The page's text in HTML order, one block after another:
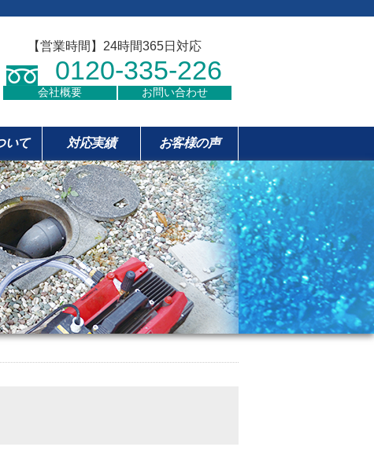
【営業時間】24時間365日対応
0120-335-226
会社概要 お問い合わせ
いて 対応実績 お客様の声